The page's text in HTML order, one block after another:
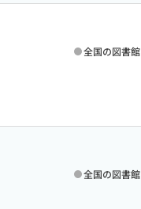
全国の図書館
全国の図書館